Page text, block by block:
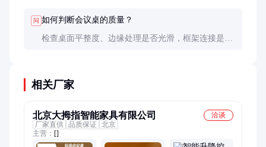
问 如何判断会议桌的质量？
检查桌面平整度、边缘处理是否光滑，框架连接是否
相关厂家
北京大拇指智能家具有限公司
洽谈
厂家直供 品质保证 北京
主营： []